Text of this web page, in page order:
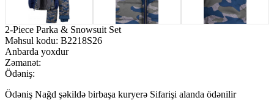
2-Piece Parka & Snowsuit Set
Məhsul kodu: B2218S26
Anbarda yoxdur
Zəmanət:
Ödəniş:
Ödəniş Nağd şəkildə birbaşa kuryerə Sifarişi alanda ödənilir